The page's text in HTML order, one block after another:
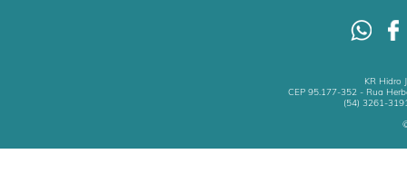
KR Hidro
CEP 95.177-352 - Rua
(54) 3261-